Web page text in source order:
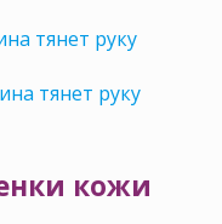
тянет руку
тянет руку
кожи